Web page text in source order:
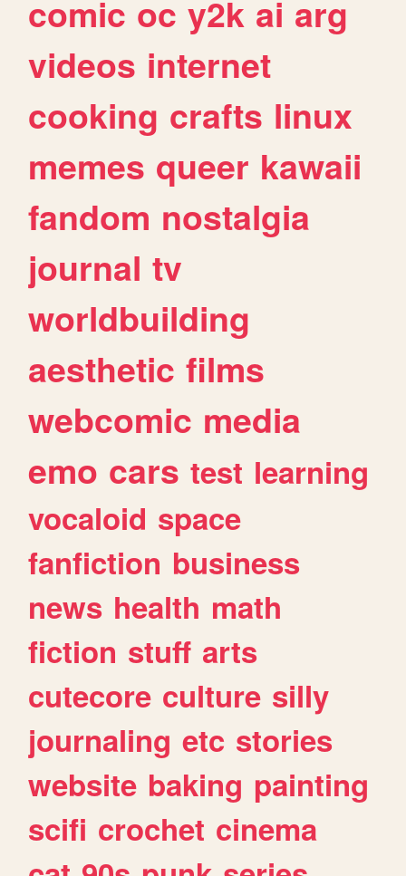
comic oc y2k ai arg
videos internet
cooking crafts linux
memes queer kawaii
fandom nostalgia
journal tv
worldbuilding
aesthetic films
webcomic media
emo cars test learning
vocaloid space
fanfiction business
news health math
fiction stuff arts
cutecore culture silly
journaling etc stories
website baking painting
scifi crochet cinema